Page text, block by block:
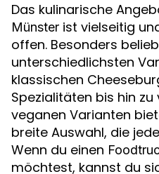
Das kulinarische
Münster ist vielseitig
offen. Besonders
unterschiedlichsten
klassischen
Spezialitäten bis hin
veganen Varianten
breite Auswahl, die
Wenn du einen
möchtest, kannst du